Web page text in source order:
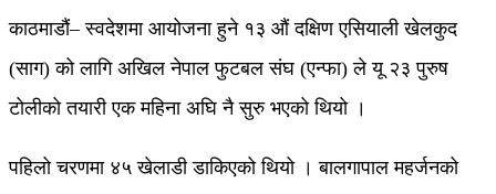
काठमाडौं– स्वदेशमा आयोजना हुने १३ औं दक्षिण एसियाली खेलकुद
(साग) को लागि अखिल नेपाल फुटबल संघ (एन्फा) ले यू २३ पुरुष
टोलीको तयारी एक महिना अघि नै सुरु भएको थियो ।
पहिलो चरणमा ४५ खेलाडी डाकिएको थियो । बालगापाल महर्जनको